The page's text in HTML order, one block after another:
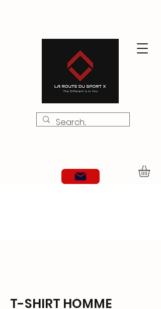
T-SHIRT HOMME